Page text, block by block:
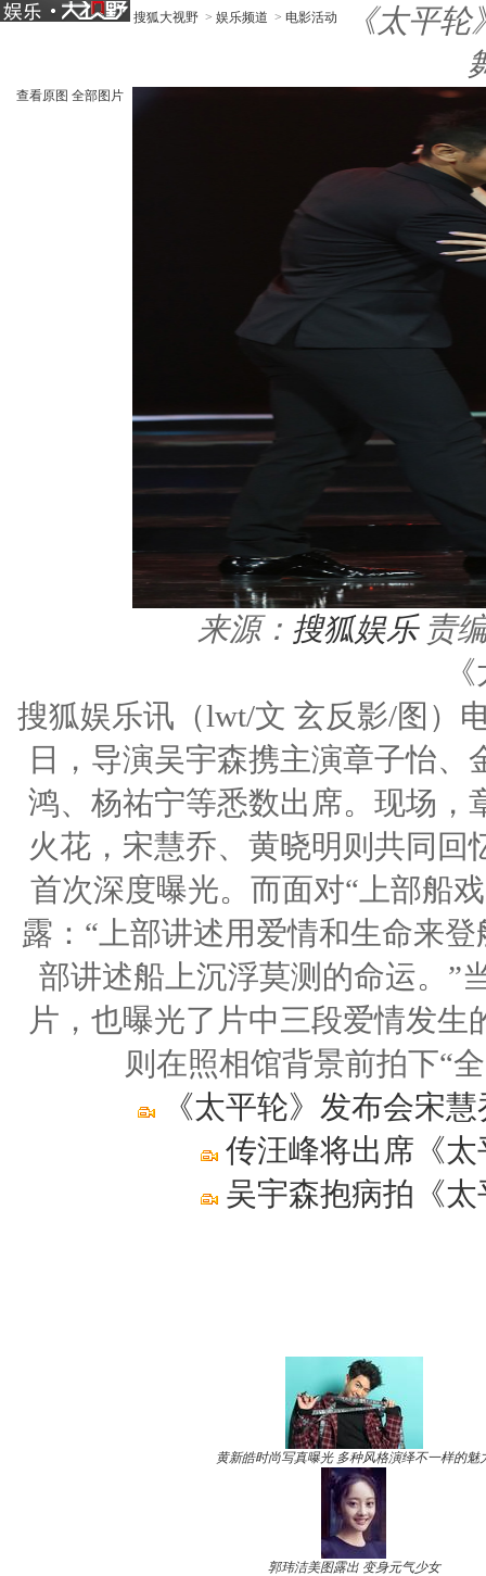
搜狐大视野 > 娱乐频道 > 电影活动
《太平
查看原图 全部图片
来源： 搜狐娱乐 责
搜狐娱乐讯（lwt/文 玄反影/图）
日，导演吴宇森携主演章子怡
鸿、杨祐宁等悉数出席。现场，
火花，宋慧乔、黄晓明则共同
首次深度曝光。而面对“上部船
露：“上部讲述用爱情和生命来
部讲述船上沉浮莫测的命运。”
片，也曝光了片中三段爱情发
则在照相馆背景前拍下“
《太平轮》发布会宋
传汪峰将出席《
吴宇森抱病拍《
黄新皓时尚写真曝光 多种风格演绎不一样的魅
郭玮洁美图露出 变身元气少女